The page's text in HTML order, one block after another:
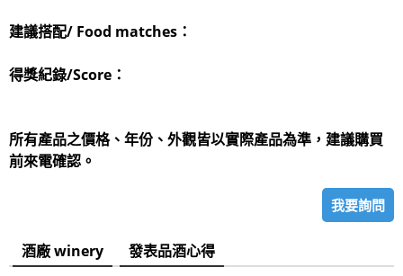
建議搭配/ Food matches：
得獎紀錄/Score：
所有產品之價格、年份、外觀皆以實際產品為準，建議購買
前來電確認。
我要詢問
酒廠 winery
發表品酒心得